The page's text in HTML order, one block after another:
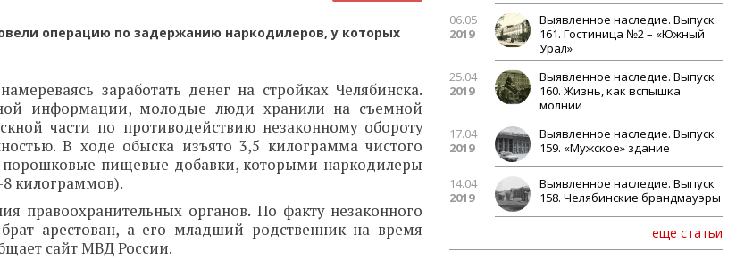
операцию по задержанию наркодилеров, у которых
заработать денег на стройках Челябинска.
информации, молодые люди хранили на съемной
части по противодействию незаконному обороту
В ходе обыска изъято 3,5 килограмма чистого
пищевые добавки, которыми наркодилеры
8 килограммов).
правоохранительных органов. По факту незаконного
арестован, а его младший родственник на время
сайт МВД России.
06.05
2019
Выявленное наследие. Выпуск
161. Гостиница №2 – «Южный
Урал»
25.04
2019
Выявленное наследие. Выпуск
160. Жизнь, как вспышка
молнии
17.04
2019
Выявленное наследие. Выпуск
159. «Мужское» здание
14.04
2019
Выявленное наследие. Выпуск
158. Челябинские брандмауэры
еще статьи